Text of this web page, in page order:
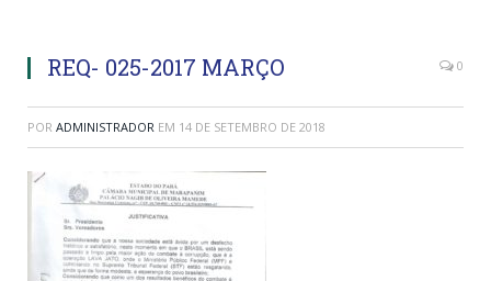
REQ- 025-2017 MARÇO 0
POR ADMINISTRADOR EM 14 DE SETEMBRO DE 2018